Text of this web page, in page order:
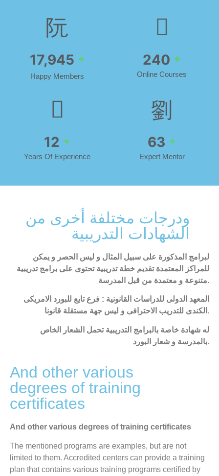
20,199 +
Happy Members
270 +
Online Courses
14 +
Years Of Experience
71 +
Expert Mentor
And other various
degrees of training
certificates
And other various degrees of training certificates
The mentioned programs are examples, but are not
limited to them. Accredited centers can provide a training
plan that contains various training programs certified by
ودرجات مختلفة أخرى من
الشهادات التدريبية
لبرامج المذكورة على سبيل المثال و ليس الحصر و يمكن
للمراكز المعتمدة تقديم خطة تدريبية تحتوى على برامج تدريبية
متنوعة و معتمدة من قبل المدرسة.
المعهد الدولى للدراسات القانونية : فرع تابع للبورد الامريكى
الكندى للتدريب الاحترافى و ليس جهة مستقلة قانونا.
له شهادة خاصة بالبرامج التدريبية تحمل الشعار الخاص
بالمدرسة و شعار البورد.